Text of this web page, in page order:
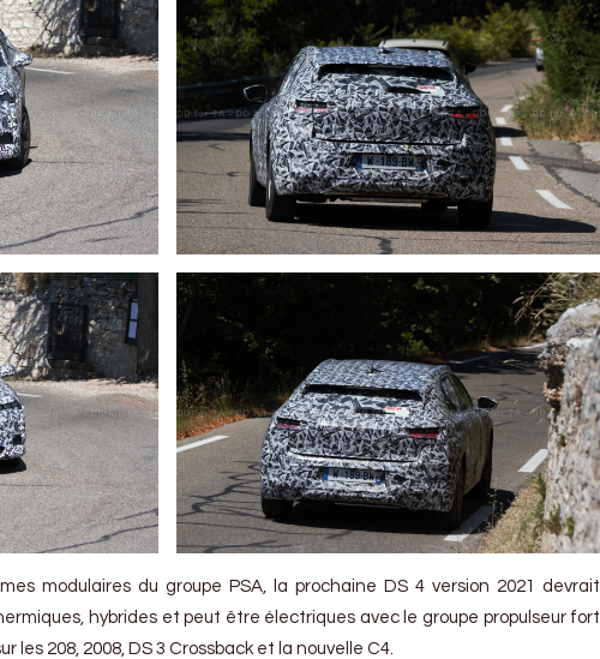
modulaires du groupe PSA, la prochaine DS 4 version 2021 devrait
hybrides et peut être électriques avec le groupe propulseur fort
les 208, 2008, DS 3 Crossback et la nouvelle C4.